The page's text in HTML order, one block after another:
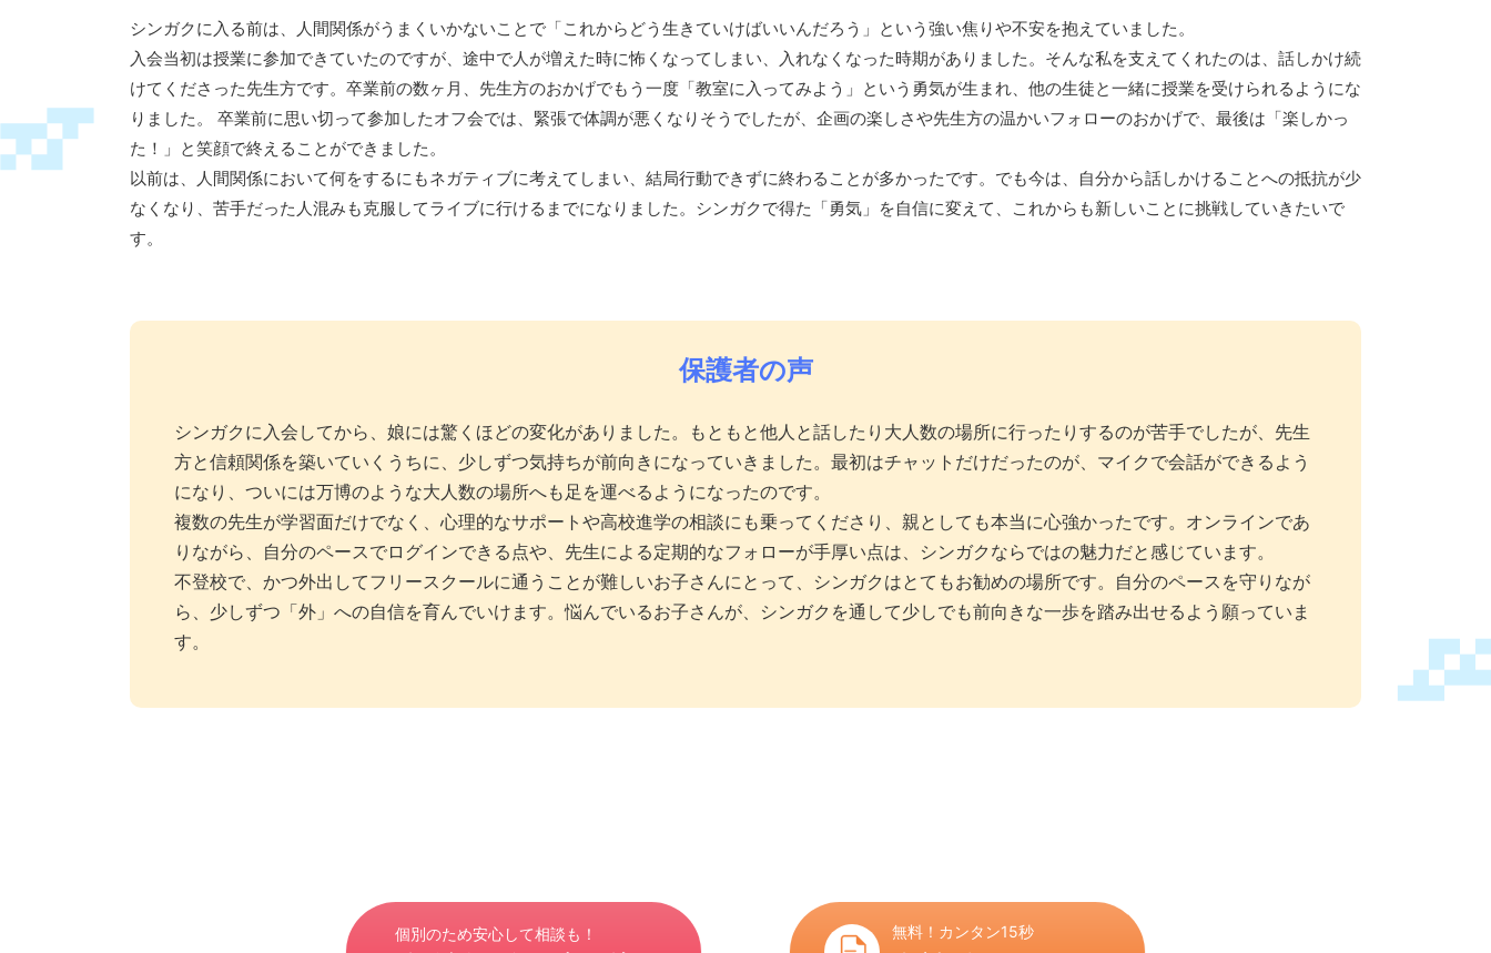
シンガクに入る前は、人間関係がうまくいかないことで「これからどう生きていけばいいんだろう」という強い焦りや不安を抱えていました。
入会当初は授業に参加できていたのですが、途中で人が増えた時に怖くなってしまい、入れなくなった時期がありました。そんな私を支えてくれたのは、話しかけ続
けてくださった先生方です。卒業前の数ヶ月、先生方のおかげでもう一度「教室に入ってみよう」という勇気が生まれ、他の生徒と一緒に授業を受けられるようにな
りました。 卒業前に思い切って参加したオフ会では、緊張で体調が悪くなりそうでしたが、企画の楽しさや先生方の温かいフォローのおかげで、最後は「楽しかっ
た！」と笑顔で終えることができました。
以前は、人間関係において何をするにもネガティブに考えてしまい、結局行動できずに終わることが多かったです。でも今は、自分から話しかけることへの抵抗が少
なくなり、苦手だった人混みも克服してライブに行けるまでになりました。シンガクで得た「勇気」を自信に変えて、これからも新しいことに挑戦していきたいで
す。
保護者の声
シンガクに入会してから、娘には驚くほどの変化がありました。もともと他人と話したり大人数の場所に行ったりするのが苦手でしたが、先生
方と信頼関係を築いていくうちに、少しずつ気持ちが前向きになっていきました。最初はチャットだけだったのが、マイクで会話ができるよう
になり、ついには万博のような大人数の場所へも足を運べるようになったのです。
複数の先生が学習面だけでなく、心理的なサポートや高校進学の相談にも乗ってくださり、親としても本当に心強かったです。オンラインであ
りながら、自分のペースでログインできる点や、先生による定期的なフォローが手厚い点は、シンガクならではの魅力だと感じています。
不登校で、かつ外出してフリースクールに通うことが難しいお子さんにとって、シンガクはとてもお勧めの場所です。自分のペースを守りなが
ら、少しずつ「外」への自信を育んでいけます。悩んでいるお子さんが、シンガクを通して少しでも前向きな一歩を踏み出せるよう願っていま
す。
個別のため安心して相談も！ 無料！カンタン15秒